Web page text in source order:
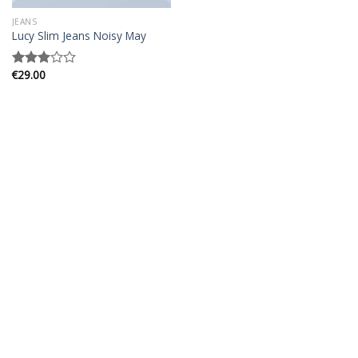
JEANS
Lucy Slim Jeans Noisy May
Gewaardeerd
€29.00